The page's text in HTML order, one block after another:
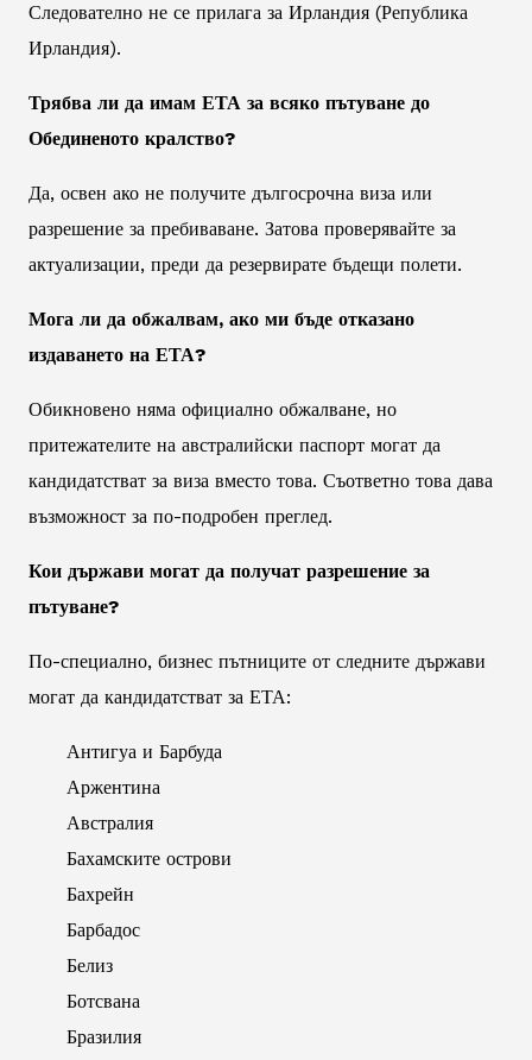
Следователно не се прилага за Ирландия (Република
Ирландия).
Трябва ли да имам ЕТА за всяко пътуване до
Обединеното кралство?
Да, освен ако не получите дългосрочна виза или
разрешение за пребиваване. Затова проверявайте за
актуализации, преди да резервирате бъдещи полети.
Мога ли да обжалвам, ако ми бъде отказано
издаването на ЕТА?
Обикновено няма официално обжалване, но
притежателите на австралийски паспорт могат да
кандидатстват за виза вместо това. Съответно това дава
възможност за по-подробен преглед.
Кои държави могат да получат разрешение за
пътуване?
По-специално, бизнес пътниците от следните държави
могат да кандидатстват за ЕТА:
Антигуа и Барбуда
Аржентина
Австралия
Бахамските острови
Бахрейн
Барбадос
Белиз
Ботсвана
Бразилия